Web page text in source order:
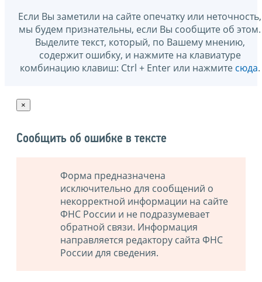
Если Вы заметили на сайте опечатку или неточность,
мы будем признательны, если Вы сообщите об этом.
Выделите текст, который, по Вашему мнению,
содержит ошибку, и нажмите на клавиатуре
комбинацию клавиш: Ctrl + Enter или нажмите сюда.
×
Сообщить об ошибке в тексте
Форма предназначена
исключительно для сообщений о
некорректной информации на сайте
ФНС России и не подразумевает
обратной связи. Информация
направляется редактору сайта ФНС
России для сведения.